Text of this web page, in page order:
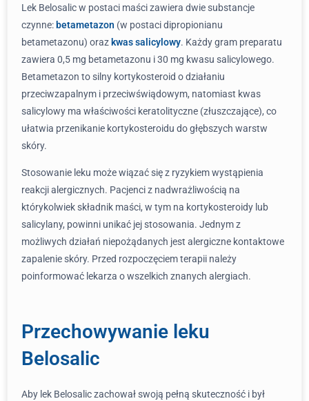
Lek Belosalic w postaci maści zawiera dwie substancje
czynne: betametazon (w postaci dipropionianu
betametazonu) oraz kwas salicylowy. Każdy gram preparatu
zawiera 0,5 mg betametazonu i 30 mg kwasu salicylowego.
Betametazon to silny kortykosteroid o działaniu
przeciwzapalnym i przeciwświądowym, natomiast kwas
salicylowy ma właściwości keratolityczne (złuszczające), co
ułatwia przenikanie kortykosteroidu do głębszych warstw
skóry.
Stosowanie leku może wiązać się z ryzykiem wystąpienia
reakcji alergicznych. Pacjenci z nadwrażliwością na
którykolwiek składnik maści, w tym na kortykosteroidy lub
salicylany, powinni unikać jej stosowania. Jednym z
możliwych działań niepożądanych jest alergiczne kontaktowe
zapalenie skóry. Przed rozpoczęciem terapii należy
poinformować lekarza o wszelkich znanych alergiach.
Przechowywanie leku
Belosalic
Aby lek Belosalic zachował swoją pełną skuteczność i był